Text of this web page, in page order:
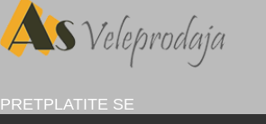
PRETPLATITE SE